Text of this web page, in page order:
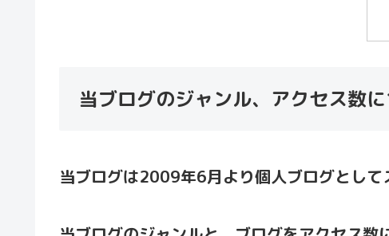
当ブログのジャンル、アクセス数
当ブログは2009年6月より個人ブログとして